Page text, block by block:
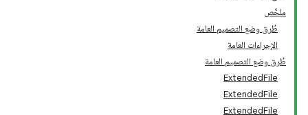
ملخّص
طُرق وضع التصميم العامة
الإجراءات العامة
طُرق وضع التصميم العامة
ExtendedFile
ExtendedFile
ExtendedFile